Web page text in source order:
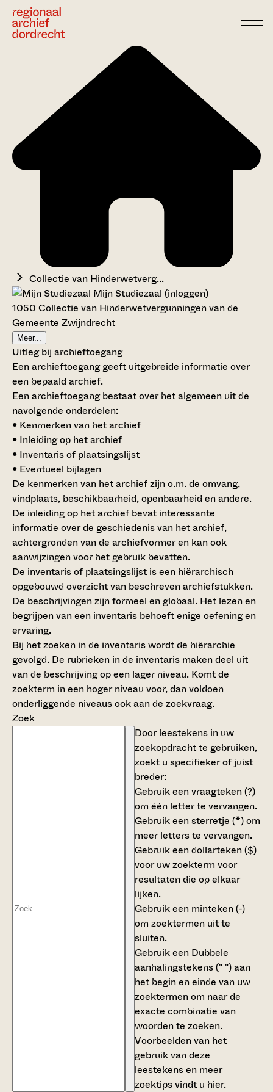
Collectie van Hinderwetverg...
Mijn Studiezaal (inloggen)
1050 Collectie van Hinderwetvergunningen van de
Gemeente Zwijndrecht
Meer...
Uitleg bij archieftoegang
Een archieftoegang geeft uitgebreide informatie over
een bepaald archief.
Een archieftoegang bestaat over het algemeen uit de
navolgende onderdelen:
• Kenmerken van het archief
• Inleiding op het archief
• Inventaris of plaatsingslijst
• Eventueel bijlagen
De kenmerken van het archief zijn o.m. de omvang,
vindplaats, beschikbaarheid, openbaarheid en andere.
De inleiding op het archief bevat interessante
informatie over de geschiedenis van het archief,
achtergronden van de archiefvormer en kan ook
aanwijzingen voor het gebruik bevatten.
De inventaris of plaatsingslijst is een hiërarchisch
opgebouwd overzicht van beschreven archiefstukken.
De beschrijvingen zijn formeel en globaal. Het lezen en
begrijpen van een inventaris behoeft enige oefening en
ervaring.
Bij het zoeken in de inventaris wordt de hiërarchie
gevolgd. De rubrieken in de inventaris maken deel uit
van de beschrijving op een lager niveau. Komt de
zoekterm in een hoger niveau voor, dan voldoen
onderliggende niveaus ook aan de zoekvraag.
Zoek
Door leestekens in uw
zoekopdracht te gebruiken,
zoekt u specifieker of juist
breder:
Gebruik eenvraagteken (?)
om één letter te vervangen.
Gebruik eensterretje (*)om
meer letters te vervangen.
Gebruik eendollarteken ($)
voor uw zoekterm voor
resultaten die op elkaar
lijken.
Gebruik een minteken (-)
om zoektermen uit te
sluiten.
Gebruik een Dubbele
aanhalingstekens (" ")aan
het begin en einde van uw
zoektermen om naar de
exacte combinatie van
woorden te zoeken.
Voorbeelden van het
gebruik van deze
leestekens en meer
zoektips vindt u hier.